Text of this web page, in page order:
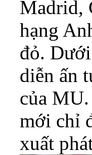
Madrid,
hạng
đỏ.
diễn ấn
của
mới chỉ
xuất